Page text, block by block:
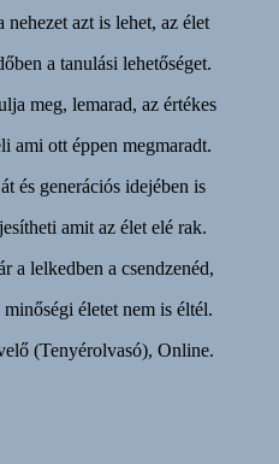
azt is lehet, az élet
a tanulási lehetőséget.
meg, lemarad, az értékes
ami ott éppen megmaradt.
és generációs idejében is
amit az élet elé rak.
a lelkedben a csendzenéd,
életet nem is éltél.
(Tenyérolvasó), Online.